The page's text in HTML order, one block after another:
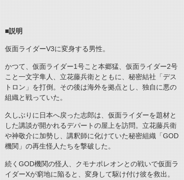
■説明
仮面ライダーV3に変身する男性。
かつて、仮面ライダー1号こと本郷猛、仮面ライダー2号
こと一文字隼人、立花藤兵衛とともに、秘密結社「デス
トロン」を打倒。その後は海外を拠点とし、独自に悪の
組織と戦っていた。
久しぶりに日本へ戻った志郎は、仮面ライダーを題材と
した講談が開かれるデパートの屋上を訪問。立花藤兵衛
や神敬介に加勢し、講釈師に化けていた秘密組織「GOD
機関」の再生怪人たちを撃破した。
続くGOD機関の怪人、クモナポレオンとの戦いで仮面ラ
イダーXが窮地に陥ると、変身して駆け付け彼を救出。